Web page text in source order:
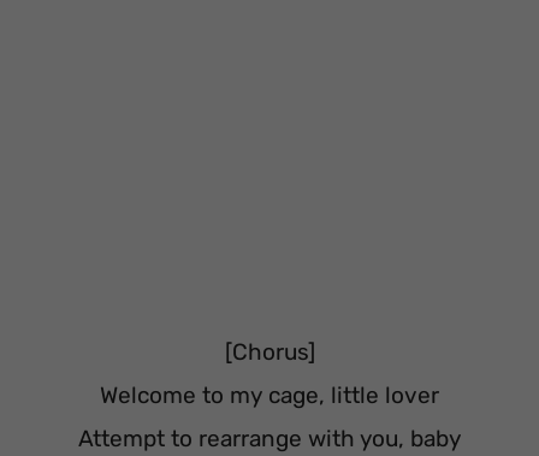
[Chorus]
Welcome to my cage, little lover
Attempt to rearrange with you, baby